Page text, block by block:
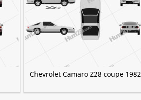
Chevrolet Camaro Z28 coupe 1982